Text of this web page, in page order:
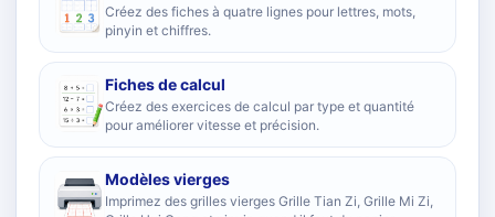
Créez des fiches à quatre lignes pour lettres, mots,
pinyin et chiffres.
Fiches de calcul
Créez des exercices de calcul par type et quantité
pour améliorer vitesse et précision.
Modèles vierges
Imprimez des grilles vierges Grille Tian Zi, Grille Mi Zi,